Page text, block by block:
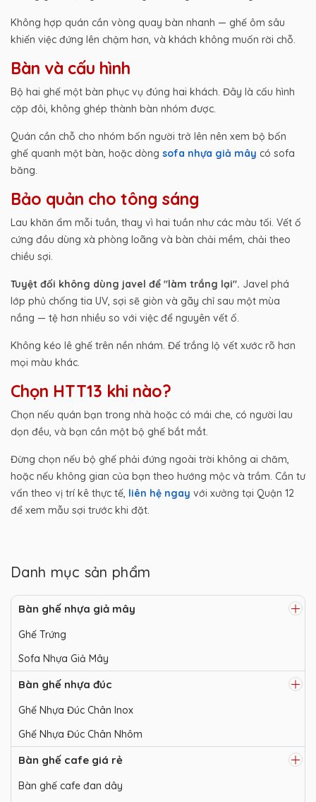
Không hợp quán cần vòng quay bàn nhanh — ghế ôm sâu
khiến việc đứng lên chậm hơn, và khách không muốn rời chỗ.
Bàn và cấu hình
Bộ hai ghế một bàn phục vụ đúng hai khách. Đây là cấu hình
cặp đôi, không ghép thành bàn nhóm được.
Quán cần chỗ cho nhóm bốn người trở lên nên xem bộ bốn
ghế quanh một bàn, hoặc dòng sofa nhựa giả mây có sofa
băng.
Bảo quản cho tông sáng
Lau khăn ẩm mỗi tuần, thay vì hai tuần như các màu tối. Vết ố
cứng đầu dùng xà phòng loãng và bàn chải mềm, chải theo
chiều sợi.
Tuyệt đối không dùng javel để "làm trắng lại". Javel phá
lớp phủ chống tia UV, sợi sẽ giòn và gãy chỉ sau một mùa
nắng — tệ hơn nhiều so với việc để nguyên vết ố.
Không kéo lê ghế trên nền nhám. Đế trắng lộ vết xước rõ hơn
mọi màu khác.
Chọn HTT13 khi nào?
Chọn nếu quán bạn trong nhà hoặc có mái che, có người lau
dọn đều, và bạn cần một bộ ghế bắt mắt.
Đừng chọn nếu bộ ghế phải đứng ngoài trời không ai chăm,
hoặc nếu không gian của bạn theo hướng mộc và trầm. Cần tư
vấn theo vị trí kê thực tế, liên hệ ngay với xưởng tại Quận 12
để xem mẫu sợi trước khi đặt.
Danh mục sản phẩm
Bàn ghế nhựa giả mây
Ghế Trứng
Sofa Nhựa Giả Mây
Bàn ghế nhựa đúc
Ghế Nhựa Đúc Chân Inox
Ghế Nhựa Đúc Chân Nhôm
Bàn ghế cafe giá rẻ
Bàn ghế cafe đan dây